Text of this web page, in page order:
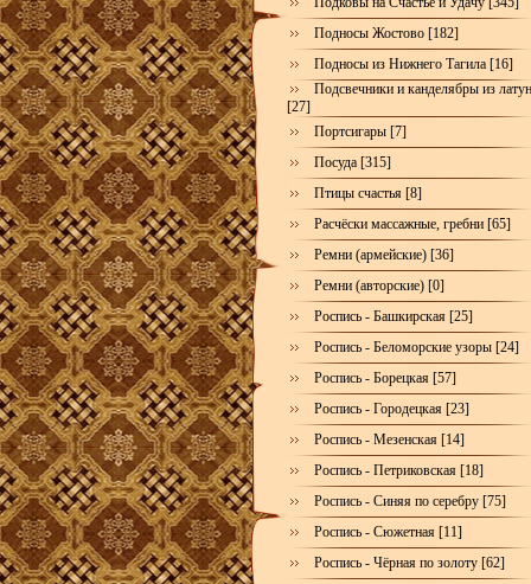
Подносы Жостово [182]
Подносы из Нижнего Тагила [16]
Подсвечники и канделябры из
[27]
Портсигары [7]
Посуда [315]
Птицы счастья [8]
Расчёски массажные, гребни [65]
Ремни (армейские) [36]
Ремни (авторские) [0]
Роспись - Башкирская [25]
Роспись - Беломорские узоры [24]
Роспись - Борецкая [57]
Роспись - Городецкая [23]
Роспись - Мезенская [14]
Роспись - Петриковская [18]
Роспись - Синяя по серебру [75]
Роспись - Сюжетная [11]
Роспись - Чёрная по золоту [62]